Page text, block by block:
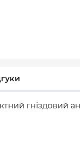
гніздовий